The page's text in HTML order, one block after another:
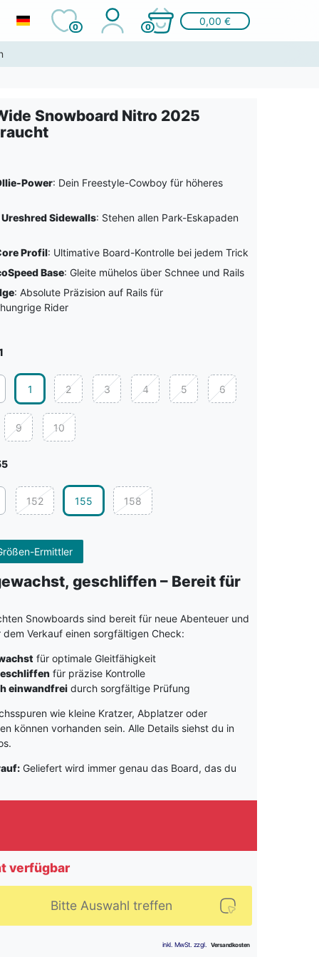
0 0
0,00 €
Snowboard Nitro 2025
Power: Dein Freestyle-Cowboy für höheres
Sidewalls: Stehen allen Park-Eskapaden
Profil: Ultimative Board-Kontrolle bei jedem Trick
Base: Gleite mühelos über Schnee und Rails
: Absolute Präzision auf Rails für
Rider
1 2 3 4 5 6
9 10
152 155 158
Ermittler
geschliffen – Bereit für
Snowboards sind bereit für neue Abenteuer und
Verkauf einen sorgfältigen Check:
für optimale Gleitfähigkeit
für präzise Kontrolle
einwandfrei durch sorgfältige Prüfung
wie kleine Kratzer, Abplatzer oder
können vorhanden sein. Alle Details siehst du in
Geliefert wird immer genau das Board, das du
verfügbar
Bitte Auswahl treffen